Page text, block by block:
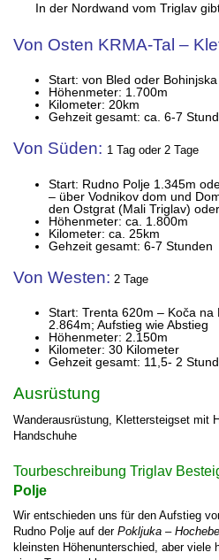
In der Nordwand vom Triglav
Von Osten KRMA-Tal –
Start: von Bled oder
Höhenmeter: 1.700m
Kilometer: 20km
Gehzeit gesamt: ca. 6-7
Von Süden: 1 Tag oder 2 Tage
Start: Rudno Polje 1.345m
– über Vodnikov dom und
den Ostgrat (Mali Triglav)
Höhenmeter: ca. 1.800m
Kilometer: ca. 25km
Gehzeit gesamt: 6-7 Stunden
Von Westen: 2 Tage
Start: Trenta 620m – Koča na
2.864m; Aufstieg wie Abstieg
Höhenmeter: 2.150m
Kilometer: 30 Kilometer
Gehzeit gesamt: 11,5- 2
Ausrüstung
Wanderausrüstung, Klettersteigset mit
Handschuhe
Tourbeschreibung Triglav
Polje
Wir entschieden uns für den Aufstieg
Rudno Polje auf derPokljuka –
kleinsten Höhenunterschied, aber viele